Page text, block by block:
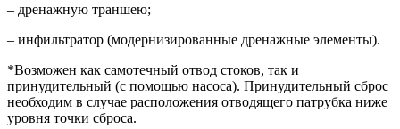
– дренажную траншею;
– инфильтратор (модернизированные дренажные элементы).
*Возможен как самотечный отвод стоков, так и
принудительный (с помощью насоса). Принудительный сброс
необходим в случае расположения отводящего патрубка ниже
уровня точки сброса.